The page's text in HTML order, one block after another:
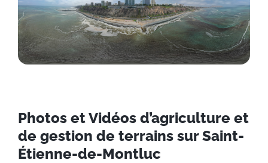
Photos et Vidéos d’agriculture et
de gestion de terrains sur Saint-
Étienne-de-Montluc